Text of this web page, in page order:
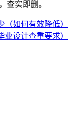
查实即删。
如何有效降低）
设计查重要求）